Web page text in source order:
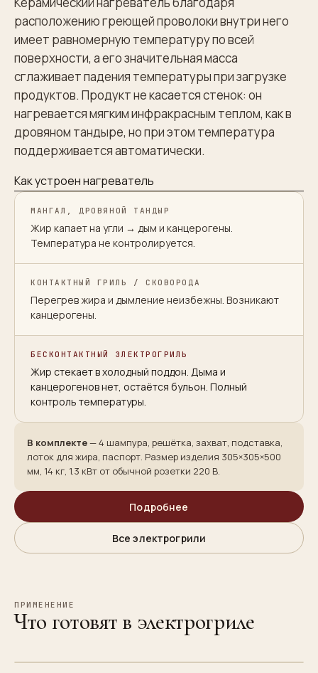
расположению греющей проволоки внутри него
имеет равномерную температуру по всей
поверхности, а его значительная масса
сглаживает падения температуры при загрузке
продуктов. Продукт не касается стенок: он
нагревается мягким инфракрасным теплом, как в
дровяном тандыре, но при этом температура
поддерживается автоматически.
Как устроен нагреватель
МАНГАЛ, ДРОВЯНОЙ ТАНДЫР
Жир капает на угли → дым и канцерогены.
Температура не контролируется.
КОНТАКТНЫЙ ГРИЛЬ / СКОВОРОДА
Перегрев жира и дымление неизбежны. Возникают
канцерогены.
БЕСКОНТАКТНЫЙ ЭЛЕКТРОГРИЛЬ
Жир стекает в холодный поддон. Дыма и
канцерогенов нет, остаётся бульон. Полный
контроль температуры.
В комплекте— 4 шампура, решётка, захват, подставка,
лоток для жира, паспорт. Размер изделия 305×305×500
мм, 14 кг, 1.3 кВт от обычной розетки 220 В.
Подробнее
Все электрогрили
ПРИМЕНЕНИЕ
Что готовят в электрогриле